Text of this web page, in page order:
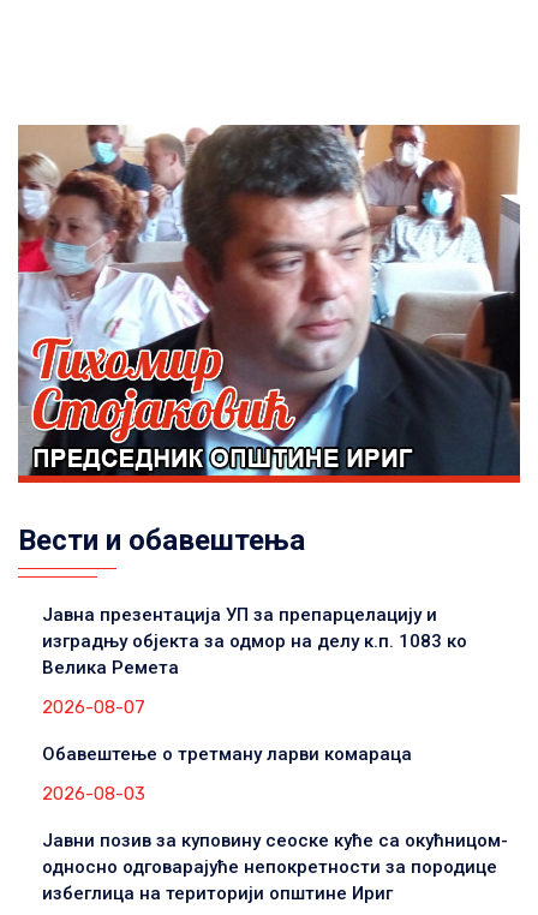
Вести и обавештења
Јавна презентација УП за препарцелацију и
изградњу објекта за одмор на делу к.п. 1083 ко
Велика Ремета
2026-08-07
Обавештење о третману ларви комараца
2026-08-03
Јавни позив за куповину сеоске куће са окућницом-
односно одговарајуће непокретности за породице
избеглица на територији општине Ириг